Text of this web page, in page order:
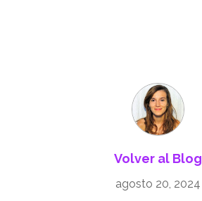
Volver al Blog
agosto 20, 2024